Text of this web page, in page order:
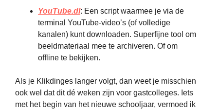
YouTube.dl: Een script waarmee je via de
terminal YouTube-video’s (of volledige
kanalen) kunt downloaden. Superfijne tool om
beeldmateriaal mee te archiveren. Of om
offline te bekijken.
Als je Klikdinges langer volgt, dan weet je misschien
ook wel dat dit dé weken zijn voor gastcolleges. Iets
met het begin van het nieuwe schooljaar, vermoed ik